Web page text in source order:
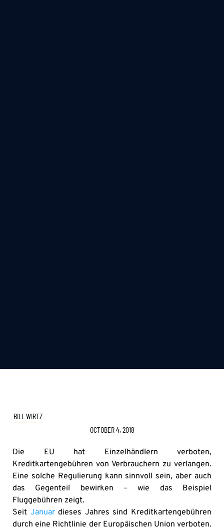
BILL WIRTZ
OCTOBER 4, 2018
Die EU hat Einzelhändlern verboten,
Kreditkartengebühren von Verbrauchern zu verlangen.
Eine solche Regulierung kann sinnvoll sein, aber auch
das Gegenteil bewirken – wie das Beispiel
Fluggebühren zeigt.
Seit Januardieses Jahres sind Kreditkartengebühren
durch eine Richtlinie der Europäischen Union verboten.